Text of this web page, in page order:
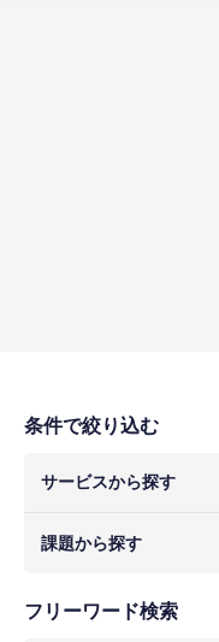
条件で絞り込む
サービスから探す
課題から探す
フリーワード検索